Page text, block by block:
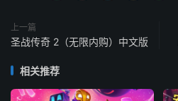
上一篇
圣战传奇 2（无限内购）中文版
相关推荐